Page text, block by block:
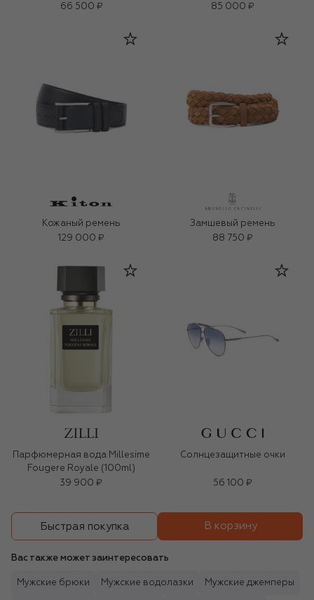
66 500 ₽
«3D-коллаген» (50ml)
85 000 ₽
Кожаный ремень
129 000 ₽
Замшевый ремень
88 750 ₽
Парфюмерная вода Millesime
Fougere Royale (100ml)
39 900 ₽
Солнцезащитные очки
56 100 ₽
Быстрая покупка В корзину
Вас также может заинтересовать
Мужские брюки Мужские водолазки Мужские джемперы